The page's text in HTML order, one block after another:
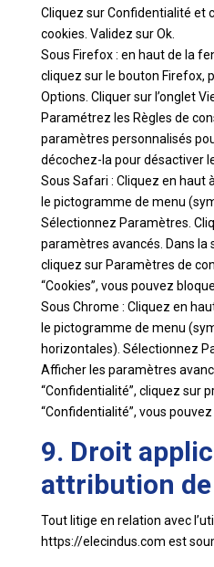
Cliquez sur Confidentialité et
cookies. Validez sur Ok.
Sous Firefox : en haut de la
cliquez sur le bouton Firefox,
Options. Cliquer sur l’onglet
Paramétrez les Règles de
paramètres personnalisés
décochez-la pour désactiver
Sous Safari : Cliquez en haut
le pictogramme de menu
Sélectionnez Paramètres.
paramètres avancés. Dans la
cliquez sur Paramètres de
“Cookies”, vous pouvez
Sous Chrome : Cliquez en
le pictogramme de menu
horizontales). Sélectionnez
Afficher les paramètres
“Confidentialité”, cliquez sur
“Confidentialité”, vous
9. Droit
attribution
Tout litige en relation avec
https://elecindus.com est